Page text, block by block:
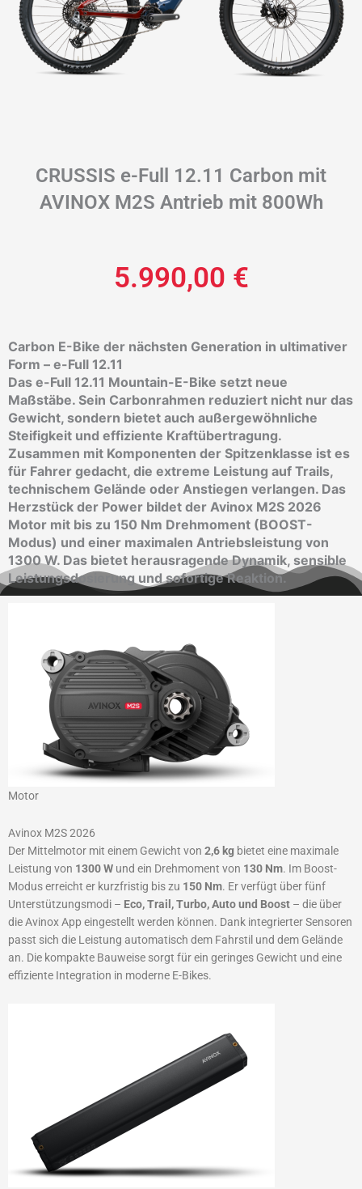
CRUSSIS e-Full 12.11 Carbon mit
AVINOX M2S Antrieb mit 800Wh
5.990,00 €
Carbon E-Bike der nächsten Generation in ultimativer
Form – e-Full 12.11
Das e-Full 12.11 Mountain-E-Bike setzt neue
Maßstäbe. Sein Carbonrahmen reduziert nicht nur das
Gewicht, sondern bietet auch außergewöhnliche
Steifigkeit und effiziente Kraftübertragung.
Zusammen mit Komponenten der Spitzenklasse ist es
für Fahrer gedacht, die extreme Leistung auf Trails,
technischem Gelände oder Anstiegen verlangen. Das
Herzstück der Power bildet der Avinox M2S 2026
Motor mit bis zu 150 Nm Drehmoment (BOOST-
Modus) und einer maximalen Antriebsleistung von
1300 W. Das bietet herausragende Dynamik, sensible
Leistungsdosierung und sofortige Reaktion.
Motor
Avinox M2S 2026
Der Mittelmotor mit einem Gewicht von 2,6 kg bietet eine maximale
Leistung von 1300 W und ein Drehmoment von 130 Nm. Im Boost-
Modus erreicht er kurzfristig bis zu 150 Nm. Er verfügt über fünf
Unterstützungsmodi – Eco, Trail, Turbo, Auto und Boost – die über
die Avinox App eingestellt werden können. Dank integrierter Sensoren
passt sich die Leistung automatisch dem Fahrstil und dem Gelände
an. Die kompakte Bauweise sorgt für ein geringes Gewicht und eine
effiziente Integration in moderne E-Bikes.